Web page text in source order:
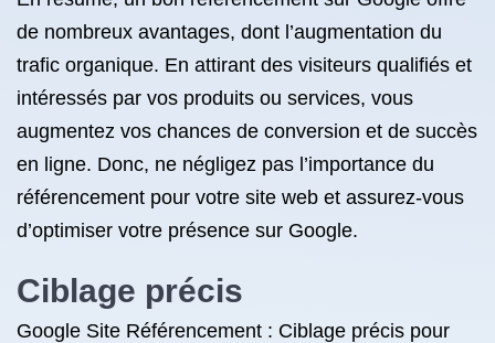
de nombreux avantages, dont l’augmentation du
trafic organique. En attirant des visiteurs qualifiés et
intéressés par vos produits ou services, vous
augmentez vos chances de conversion et de succès
en ligne. Donc, ne négligez pas l’importance du
référencement pour votre site web et assurez-vous
d’optimiser votre présence sur Google.
Ciblage précis
Google Site Référencement : Ciblage précis pour